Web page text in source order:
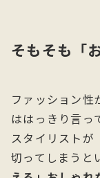
そもそも「
ファッション性
ははっきり言っ
スタイリストが
切ってしまうと